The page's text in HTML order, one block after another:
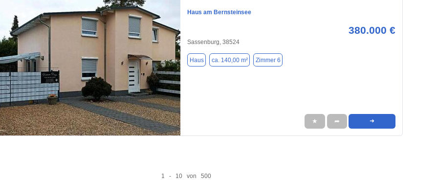
1 / 19
Haus am Bernsteinsee
380.000 €
Sassenburg, 38524
Haus ca. 140,00 m² Zimmer 6
★ ➦ ➜
1 - 10 von 500